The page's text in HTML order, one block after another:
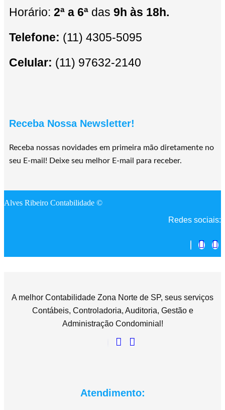
Horário: 2ª a 6ª das 9h às 18h.
Telefone: (11) 4305-5095
Celular: (11) 97632-2140
Receba Nossa Newsletter!
Receba nossas novidades em primeira mão diretamente no
seu E-mail! Deixe seu melhor E-mail para receber.
Alves Ribeiro Contabilidade ©
Redes sociais:
A melhor Contabilidade Zona Norte de SP, seus serviços
Contábeis, Controladoria, Auditoria, Gestão e
Administração Condominial!
Atendimento: